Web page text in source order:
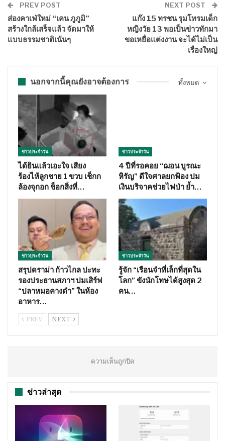
PREV POST
ส่องคาเฟ่ใหม่ “เคน ภูภูมิ”
สร้างใกล้เสร็จแล้ว จัดมาให้
แบบธรรมชาติเน้นๆ
NEXT POST
แก๊ง 15 ทรชน รุมโทรมเด็ก
หญิงวัย 13 พอเป็นข่าวทักมา
ขอเหยื่อแต่งงาน จะได้ไม่เป็น
เรื่องใหญ่
ทั้งหมด
นอกจากนี้คุณยังอาจต้องการ
ข่าวประจำวัน
ได้ยินแล้วเอะใจ เสียง
ร้องไห้ลูกชาย 1 ขวบ เช็กก
ล้องจุกอก ช็อกสิ่งที่…
ข่าวประจำวัน
4 ปีที่รอคอย “ฌอน บูรณะ
หิรัญ” ดีใจศาลยกฟ้อง ปม
เงินบริจาคช่วยไฟป่า ย้ำ…
ข่าวประจำวัน
สรุปดราม่า ก้าวไกล ปะทะ
รองประธานสภาฯ ปมเสิร์ฟ
“ปลาหมอคางดำ” ในห้อง
อาหาร…
ข่าวประจำวัน
รู้จัก “เรือนจำที่เล็กที่สุดใน
โลก” ขังนักโทษได้สูงสุด 2
คน…
PREV NEXT
ความเห็นถูกปิด
ข่าวล่าสุด